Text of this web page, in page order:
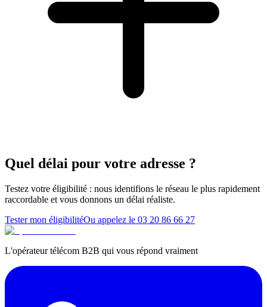
Quel délai pour votre adresse ?
Testez votre éligibilité : nous identifions le réseau le plus rapidement
raccordable et vous donnons un délai réaliste.
Tester mon éligibilitéOu appelez le 03 20 86 66 27
L'opérateur télécom B2B qui vous répond vraiment